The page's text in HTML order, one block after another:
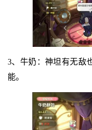
3、牛奶：神坦有无敌
能。